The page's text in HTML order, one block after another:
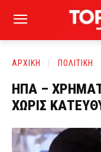
ΑΡΧΙΚΗ ΠΟΛΙΤΙΚΗ
ΗΠΑ –
ΧΩΡΙΣ